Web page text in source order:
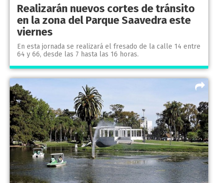
Realizarán nuevos cortes de tránsito
en la zona del Parque Saavedra este
viernes
En esta jornada se realizará el fresado de la calle 14 entre
64 y 66, desde las 7 hasta las 16 horas.